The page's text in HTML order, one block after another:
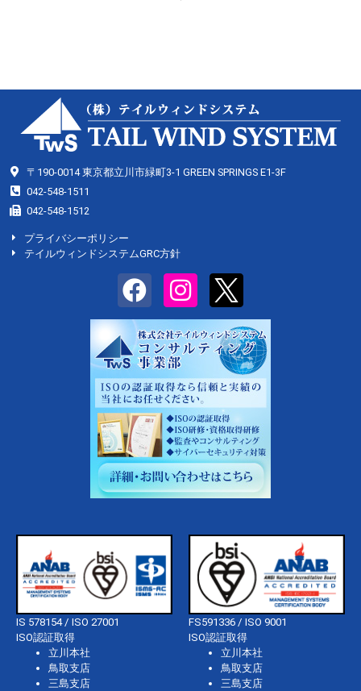
〒190-0014 東京都立川市緑町3-1 GREEN SPRINGS E1-3F
042-548-1511
042-548-1512
プライバシーポリシー
テイルウィンドシステムGRC方針
IS 578154 / ISO 27001
ISO認証取得
立川本社
鳥取支店
三島支店
FS591336 / ISO 9001
ISO認証取得
立川本社
鳥取支店
三島支店